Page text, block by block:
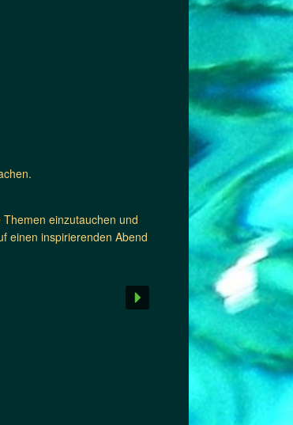
einzutauchen und
einen inspirierenden Abend